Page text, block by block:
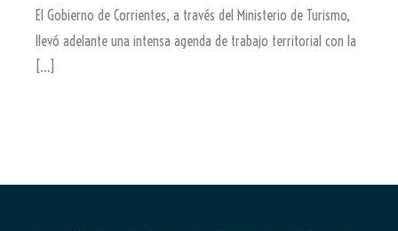
El Gobierno de Corrientes, a través del Ministerio de Turismo,
llevó adelante una intensa agenda de trabajo territorial con la
[…]